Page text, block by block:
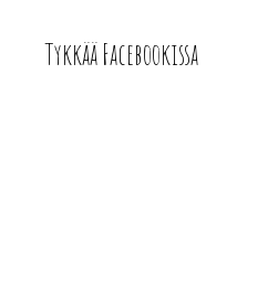
Tykkää Facebookissa